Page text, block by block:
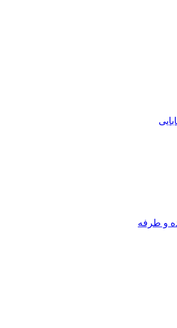
و طرفه